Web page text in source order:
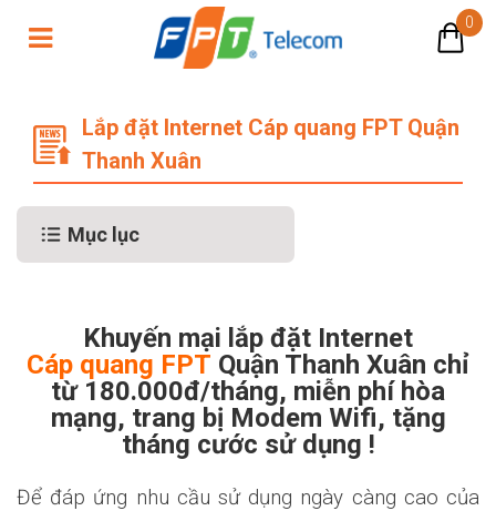
0
Lắp đặt Internet Cáp quang FPT Quận
Thanh Xuân
Mục lục
Khuyến mại lắp đặt Internet
Cáp quang FPT Quận Thanh Xuân chỉ
từ 180.000đ/tháng, miễn phí hòa
mạng, trang bị Modem Wifi, tặng
tháng cước sử dụng !
Để đáp ứng nhu cầu sử dụng ngày càng cao của